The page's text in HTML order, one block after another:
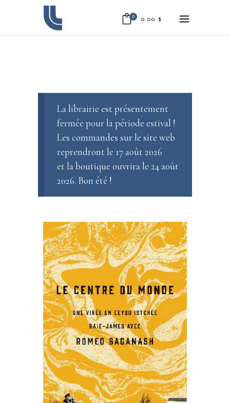
0 0.00 $
La librairie est présentement
fermée pour la période estival !
Les commandes sur le site web
reprendront le 17 août 2026
et la boutique ouvrira le 24 août
2026. Bon été !